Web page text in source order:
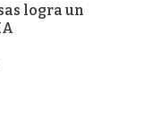
logra un